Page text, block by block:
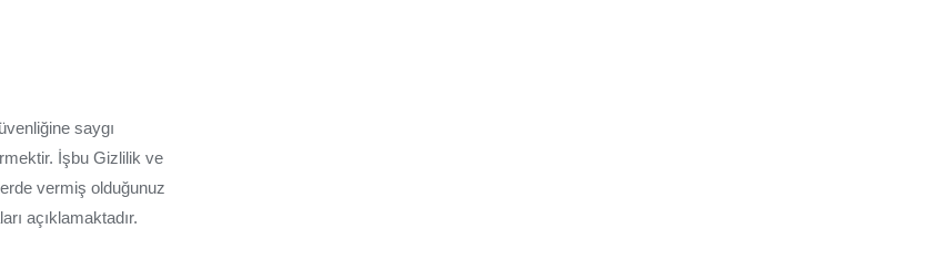
saygı
İşbu Gizlilik ve
vermiş olduğunuz
açıklamaktadır.